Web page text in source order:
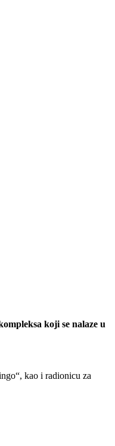
koji se nalaze u
kao i radionicu za